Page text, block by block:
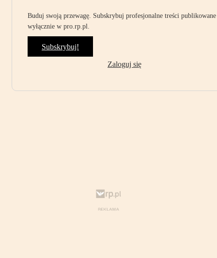
Buduj swoją przewagę. Subskrybuj profesjonalne treści publikowane
wyłącznie w pro.rp.pl.
Subskrybuj!
Zaloguj się